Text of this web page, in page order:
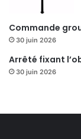
Commande
30 juin 2026
Arrêté fixant
30 juin 2026